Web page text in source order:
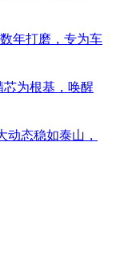
年打磨，专为车
芯为根基，唤醒
动态稳如泰山，